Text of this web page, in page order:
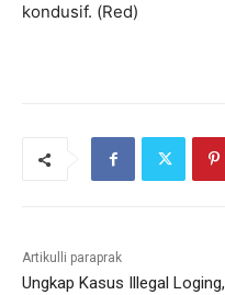
kondusif. (Red)
Artikulli paraprak
Ungkap Kasus Illegal Loging,